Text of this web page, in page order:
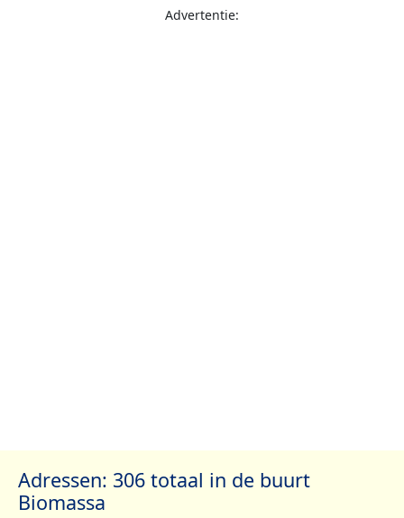
Advertentie:
Adressen: 306 totaal in de buurt
Biomassa